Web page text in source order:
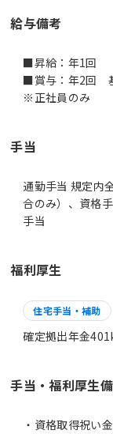
給与備考
■昇給：年1回
■賞与：年2回
※正社員のみ
手当
通勤手当 規定内
合のみ）、資格
手当
福利厚生
住宅手当・補助
確定拠出年金
手当・福利厚生
・資格取得祝い金